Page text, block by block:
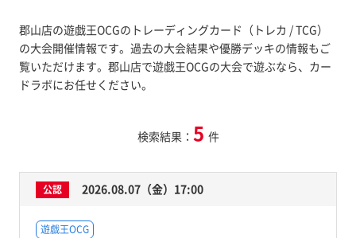
郡山店の遊戯王OCGのトレーディングカード（トレカ / TCG）
の大会開催情報です。過去の大会結果や優勝デッキの情報もご
覧いただけます。郡山店で遊戯王OCGの大会で遊ぶなら、カー
ドラボにお任せください。
検索結果： 5 件
公認 2026.08.07（金）17:00
遊戯王OCG